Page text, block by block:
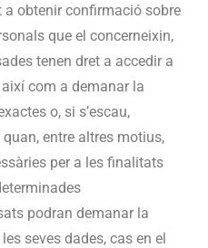
a obtenir confirmació sobre
que el concerneixin,
tenen dret a accedir a
com a demanar la
o, si s’escau,
entre altres motius,
per a les finalitats
podran demanar la
seves dades, cas en el